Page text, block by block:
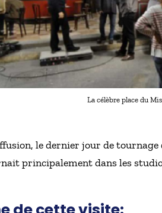
La célèbre place du
le dernier jour de
principalement dans les